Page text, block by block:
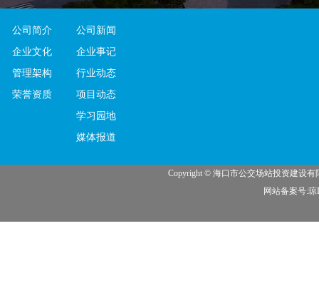
公司简介
企业文化
管理架构
荣誉资质
公司新闻
企业事记
行业动态
项目动态
学习园地
媒体报道
Copyright © 海口市公交场站投资建设
网站备案号:琼